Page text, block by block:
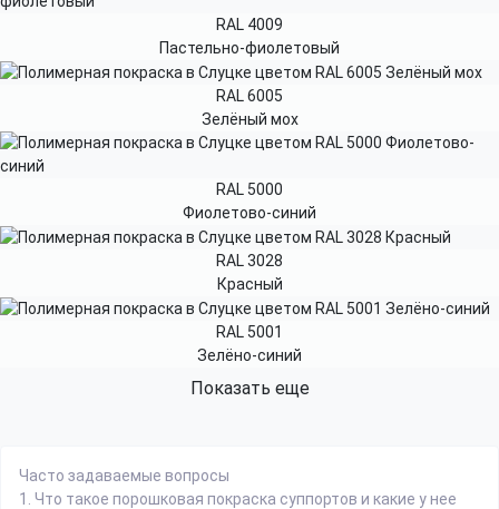
RAL 4009
Пастельно-фиолетовый
RAL 6005
Зелёный мох
RAL 5000
Фиолетово-синий
RAL 3028
Красный
RAL 5001
Зелёно-синий
Показать еще
Часто задаваемые вопросы
1.
Что такое порошковая покраска суппортов и какие у нее